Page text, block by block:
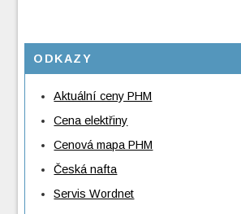
ODKAZY
Aktuální ceny PHM
Cena elektřiny
Cenová mapa PHM
Česká nafta
Servis Wordnet